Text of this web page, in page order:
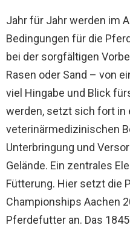
Jahr für Jahr werden im
Bedingungen für die
bei der sorgfältigen
Rasen oder Sand – von
viel Hingabe und Blick
werden, setzt sich fort in
veterinärmedizinischen
Unterbringung und
Gelände. Ein zentrales
Fütterung. Hier setzt die
Championships Aachen
Pferdefutter an. Das